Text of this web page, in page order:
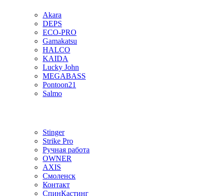
Akara
DEPS
ECO-PRO
Gamakatsu
HALCO
KAIDA
Lucky John
MEGABASS
Pontoon21
Salmo
Stinger
Strike Pro
Ручная работа
OWNER
AXIS
Смоленск
Контакт
СпинКастинг